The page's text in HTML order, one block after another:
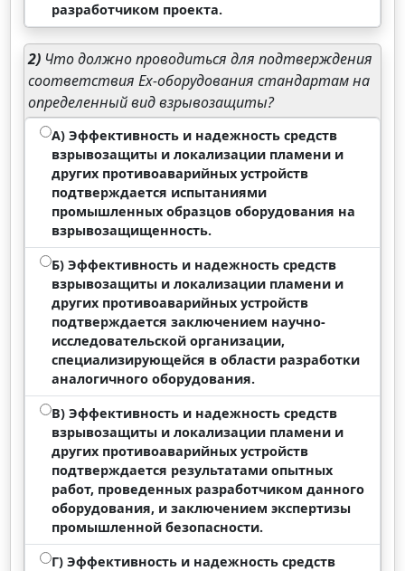
разработчиком проекта.
2) Что должно проводиться для подтверждения
соответствия Ех-оборудования стандартам на
определенный вид взрывозащиты?
А) Эффективность и надежность средств
взрывозащиты и локализации пламени и
других противоаварийных устройств
подтверждается испытаниями
промышленных образцов оборудования на
взрывозащищенность.
Б) Эффективность и надежность средств
взрывозащиты и локализации пламени и
других противоаварийных устройств
подтверждается заключением научно-
исследовательской организации,
специализирующейся в области разработки
аналогичного оборудования.
В) Эффективность и надежность средств
взрывозащиты и локализации пламени и
других противоаварийных устройств
подтверждается результатами опытных
работ, проведенных разработчиком данного
оборудования, и заключением экспертизы
промышленной безопасности.
Г) Эффективность и надежность средств